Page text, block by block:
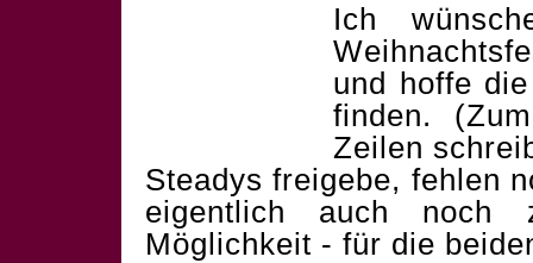
Ich
und hoffe
finden.
Zeilen
Steadys freigebe, fehlen
eigentlich auch noch
Möglichkeit - für die